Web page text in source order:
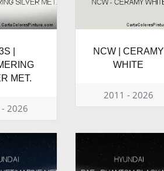
|
MET.
2026
NCW | CERAMY
WHITE
2011 - 2026